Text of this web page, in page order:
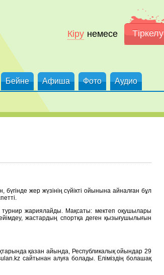
Кіру немесе Тіркелу
Бейне Афиша Фото Аудио
жер жүзінің сүйікті ойынына айналған бұл
жариялайды. Мақсаты: мектеп оқушылары
жастардың спортқа деген қызығушылығын
қазан айында, Республикалық ойындар 29
сайтынан алуға болады. Еліміздің болашақ